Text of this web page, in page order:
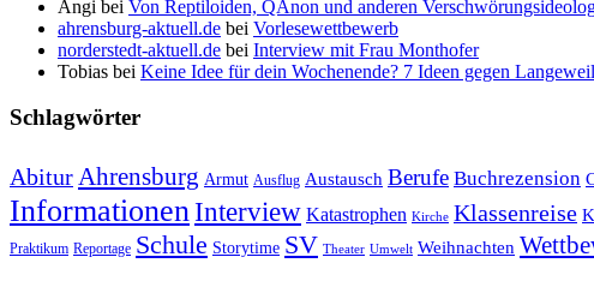
Angi bei Von Reptiloiden, QAnon und anderen
ahrensburg-aktuell.de bei Vorlesewettbewerb
norderstedt-aktuell.de bei Interview mit Frau Monthofer
Tobias bei Keine Idee für dein Wochenende? 7 Ideen gegen
Schlagwörter
AbiturAhrensburg Armut Ausflug Austausch Berufe Buchrezension
InformationenInterview Katastrophen Kirche Klassenreise
Praktikum Reportage Schule Storytime SV Theater Umwelt Weihnachten